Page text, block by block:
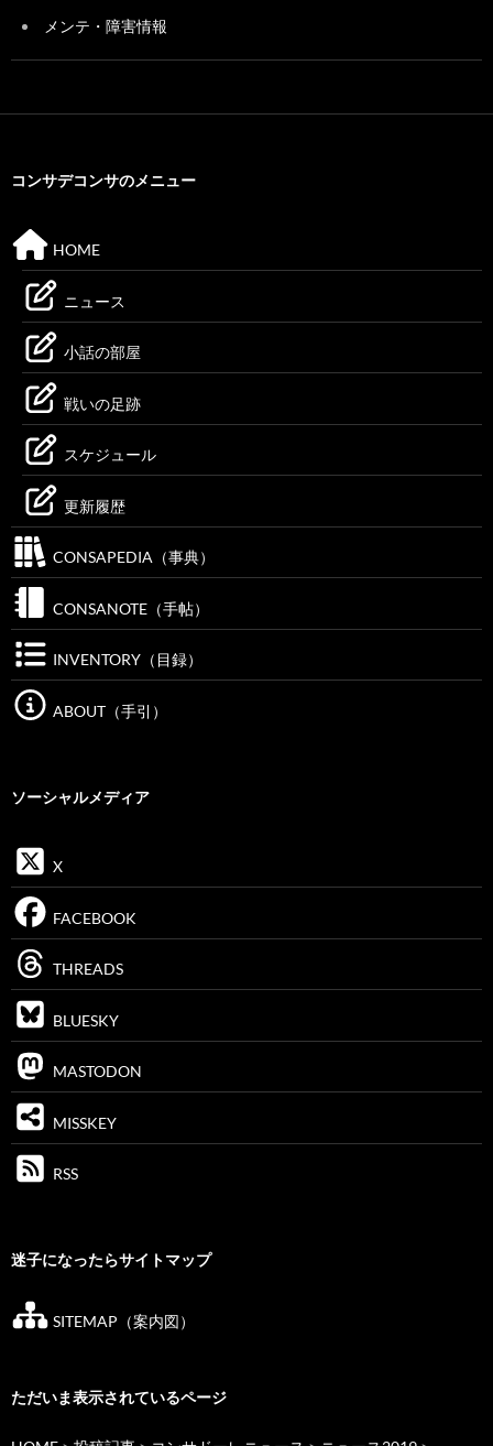
メンテ・障害情報
コンサデコンサのメニュー
HOME
ニュース
小話の部屋
戦いの足跡
スケジュール
更新履歴
CONSAPEDIA（事典）
CONSANOTE（手帖）
INVENTORY（目録）
ABOUT（手引）
ソーシャルメディア
X
FACEBOOK
THREADS
BLUESKY
MASTODON
MISSKEY
RSS
迷子になったらサイトマップ
SITEMAP（案内図）
ただいま表示されているページ